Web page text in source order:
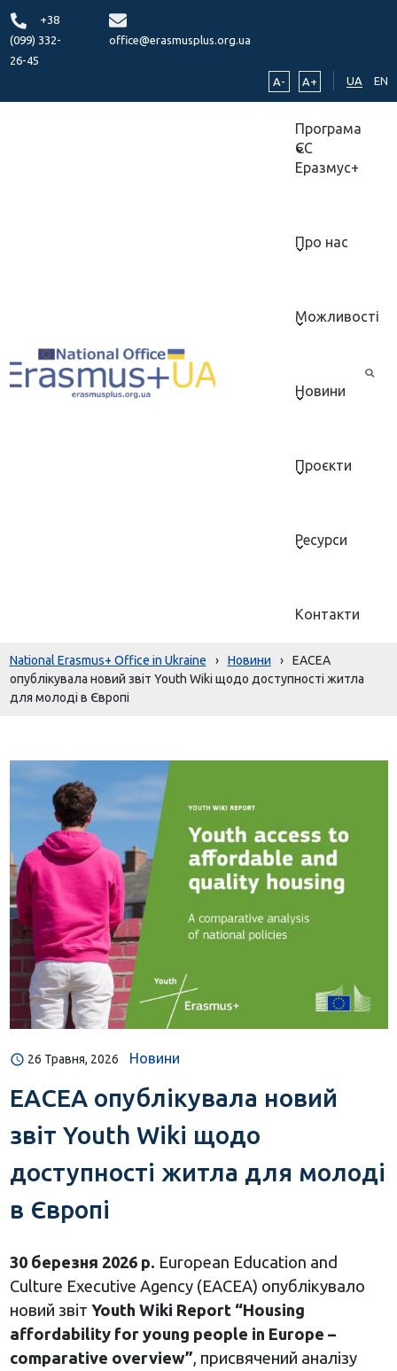
+38
(099) 332-
26-45
office@erasmusplus.org.ua
A- A+ UA EN
Програма
ЄС
Еразмус+
Про нас
Можливості
Новини
Проєкти
Ресурси
Контакти
National Erasmus+ Office in Ukraine › Новини ›
EACEA
опублікувала новий звіт Youth Wiki щодо доступності житла
для молоді в Європі
26 Травня, 2026 Новини
EACEA опублікувала новий
звіт Youth Wiki щодо
доступності житла для молоді
в Європі
30 березня 2026 р. European Education and
Culture Executive Agency (EACEA) опублікувало
новий звіт Youth Wiki Report “Housing
affordability for young people in Europe –
comparative overview” , присвячений аналізу